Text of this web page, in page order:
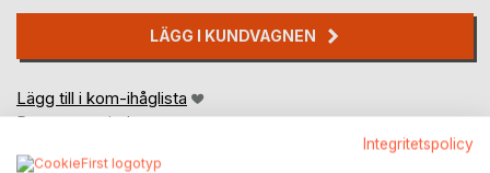
LÄGG I KUNDVAGNEN
Lägg till i kom-ihåglista
Recensera titel
Integritetspolicy